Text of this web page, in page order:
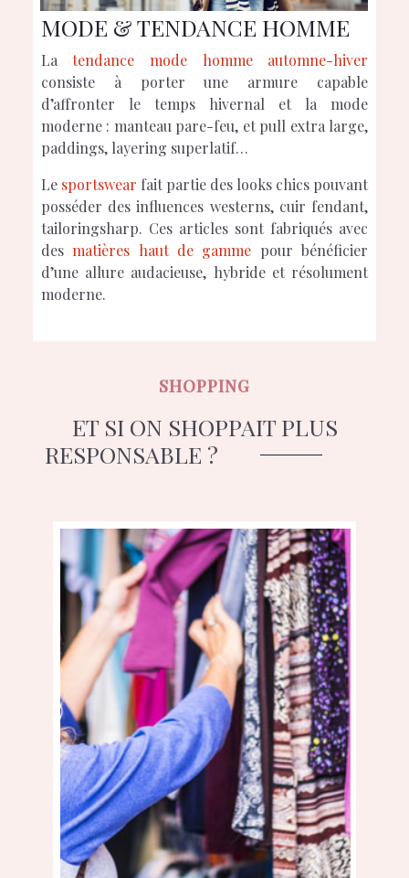
MODE & TENDANCE HOMME
Latendance mode
homme automne-hiver
consiste à porter une armure capable
d’affronter le temps hivernal et la mode
moderne : manteau pare-feu, et pull extra large,
paddings, layering superlatif…
Le sportswear fait partie des looks chics pouvant
posséder des influences westerns, cuir fendant,
tailoringsharp. Ces articles sont fabriqués avec
desmatières haut de gamme pour bénéficier
d’une allure audacieuse, hybride et résolument
moderne.
SHOPPING
ET SI ON SHOPPAIT PLUS
RESPONSABLE ?